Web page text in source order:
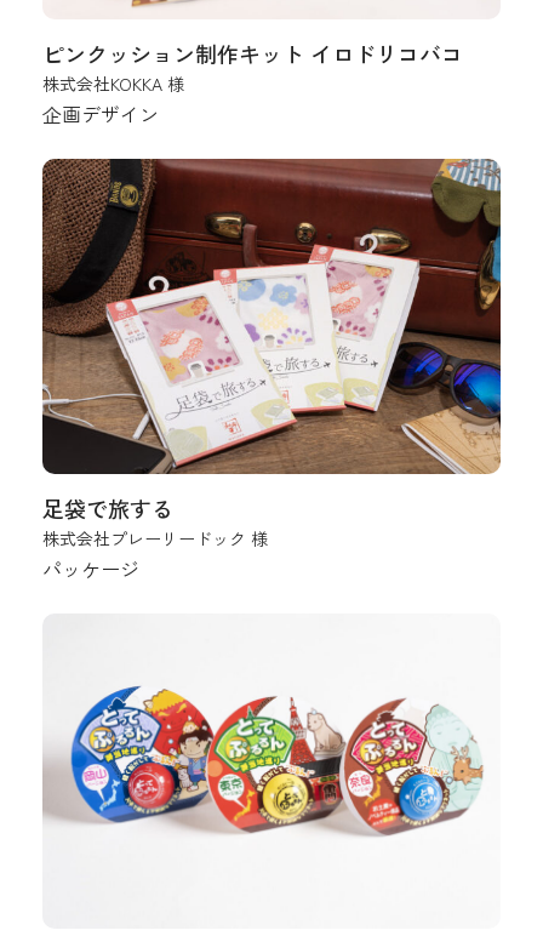
ピンクッション制作キット イロドリコバコ
株式会社KOKKA 様
企画デザイン
足袋で旅する
株式会社プレーリードック 様
パッケージ